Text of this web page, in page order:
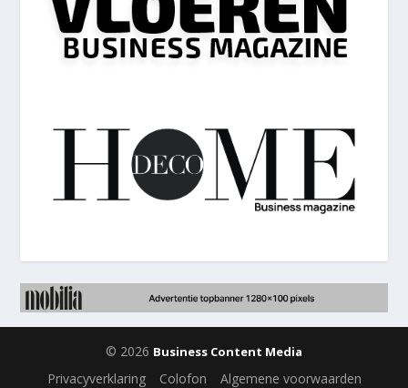
© 2026 Business Content Media
Privacyverklaring Colofon Algemene voorwaarden